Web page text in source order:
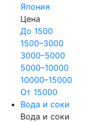
Япония
Цена
До 1500
1500–3000
3000–5000
5000–10000
10000–15000
От 15000
Вода и соки
Вода и соки